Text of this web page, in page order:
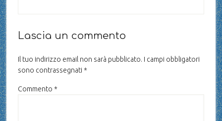
Lascia un commento
Il tuo indirizzo email non sarà pubblicato. I campi obbligatori
sono contrassegnati *
Commento *